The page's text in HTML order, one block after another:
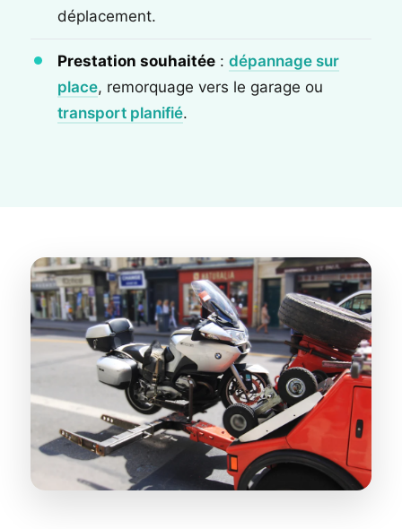
déplacement.
Prestation souhaitée : dépannage sur
place, remorquage vers le garage ou
transport planifié.